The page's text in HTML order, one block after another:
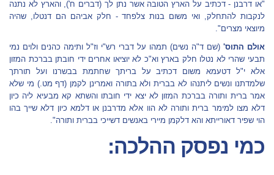
"או דרבנן - דכתיב על הארץ הטובה אשר נתן לך (דברים ח'), והארץ לא נתנה
לנקבות להתחלק, ואי משום בנות צלפחד - חלק אביהם הם דנטלו, שהיה
מיוצאי מצרים".
אולם התוס' (שם ד"ה נשים) תמהו על דברי רש"י וז"ל ותימה כהנים ולוים נמי
תבעי שהרי לא נטלו חלק בארץ וא"כ לא יוציאו אחרים ידי חובתן בברכת המזון
אלא י"ל דטעמא משום דכתיב על בריתך שחתמת בבשרנו ועל תורתך
שלמדתנו ונשים ליתנהו לא בברית ולא בתורה ואמרינן לקמן (דף מט.) מי שלא
אמר ברית ותורה בברכת המזון לא יצא ידי חובתו והשתא קא מבעיא ליה כיון
דלא מצו למימר ברית ותורה לא הוו אלא מדרבנן או דלמא כיון דלא שייך בהו
הוי שפיר דאורייתא והא דלקמן מיירי באנשים דשייכי בברית ותורה".
כמי נפסק ההלכה: